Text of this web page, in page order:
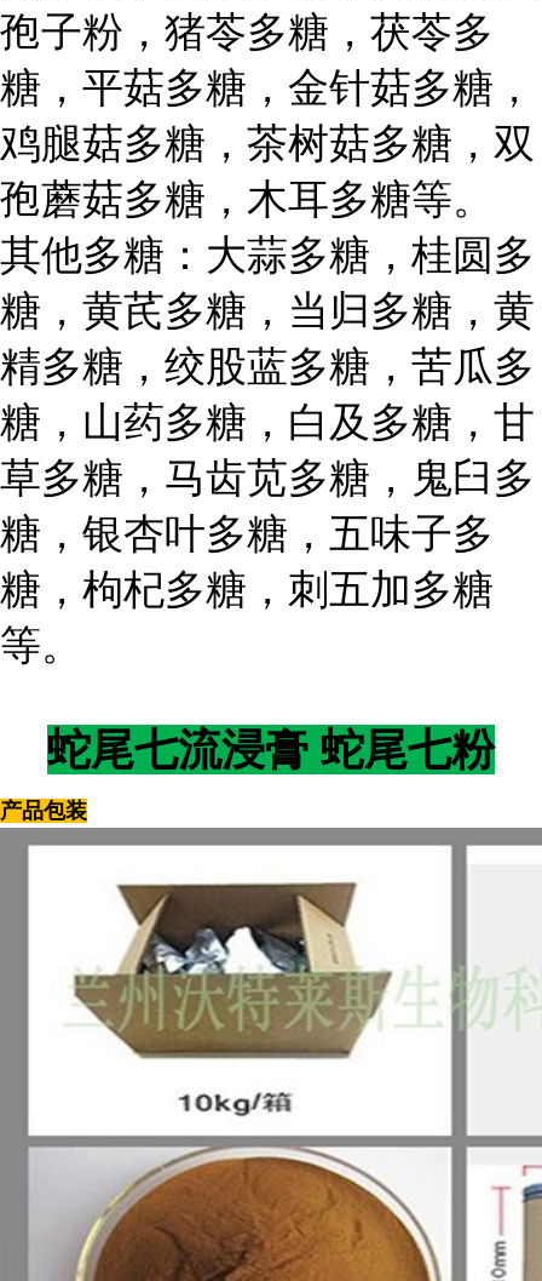
孢子粉，猪苓多糖，茯苓多
糖，平菇多糖，金针菇多糖，
鸡腿菇多糖，茶树菇多糖，双
孢蘑菇多糖，木耳多糖等。
其他多糖：大蒜多糖，桂圆多
糖，黄芪多糖，当归多糖，黄
精多糖，绞股蓝多糖，苦瓜多
糖，山药多糖，白及多糖，甘
草多糖，马齿苋多糖，鬼臼多
糖，银杏叶多糖，五味子多
糖，枸杞多糖，刺五加多糖
等。
蛇尾七流浸膏 蛇尾七粉
产品包装